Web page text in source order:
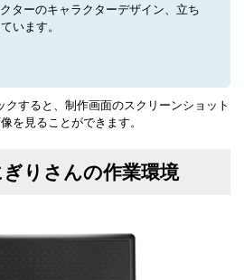
ターのキャラクターデザイン、立ち
います。
すると、制作画面のスクリーンショット
を見ることができます。
りさんの作業環境